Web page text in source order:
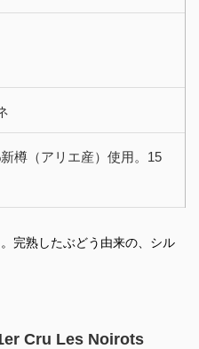
樽（アリエ産）使用。15
完熟したぶどう由来の、シル
Cru Les Noirots